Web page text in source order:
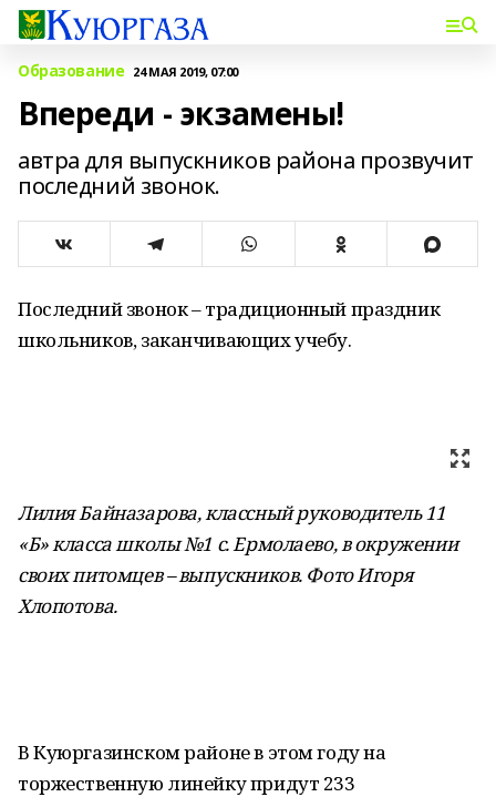
Образование 24 МАЯ 2019, 07:00
Впереди - экзамены!
автра для выпускников района прозвучит
последний звонок.
Последний звонок – традиционный праздник
школьников, заканчивающих учебу.
Лилия Байназарова, классный руководитель 11
«Б» класса школы №1 с. Ермолаево, в окружении
своих питомцев – выпускников. Фото Игоря
Хлопотова.
В Куюргазинском районе в этом году на
торжественную линейку придут 233